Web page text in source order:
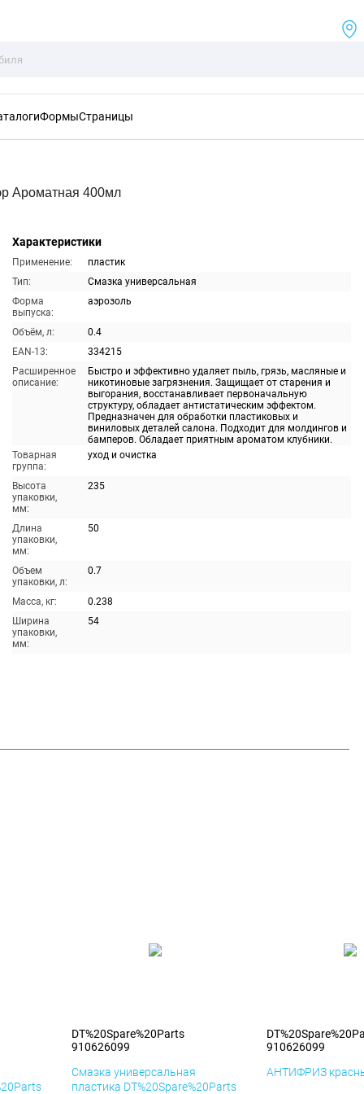
ФормыСтраницы
Ароматная 400мл
Характеристики
Применение:
пластик
Тип:
Смазка универсальная
Форма
выпуска:
аэрозоль
Объём, л:
0.4
EAN-13:
334215
Расширенное
описание:
Быстро и эффективно удаляет пыль, грязь, масляные и
никотиновые загрязнения. Защищает от старения и
выгорания, восстанавливает первоначальную
структуру, обладает антистатическим эффектом.
Предназначен для обработки пластиковых и
виниловых деталей салона. Подходит для молдингов и
бамперов. Обладает приятным ароматом клубники.
Товарная
группа:
уход и очистка
Высота
упаковки,
мм:
235
Длина
упаковки,
мм:
50
Объем
упаковки, л:
0.7
Масса, кг:
0.238
Ширина
упаковки,
мм:
54
DT%20Spare%20Parts
910626099
Смазка универсальная
пластика DT%20Spare%20Parts
910626099
АНТИФРИЗ